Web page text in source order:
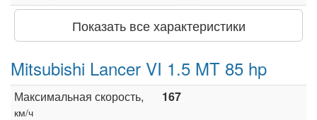
Показать все характеристики
Mitsubishi Lancer VI 1.5 MT 85 hp
Максимальная скорость,
км/ч
167